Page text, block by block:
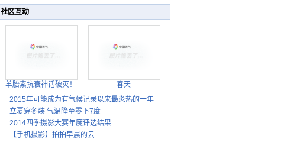
祝丰收迎秋来
社区互动
羊胎素抗衰神话破灭！
春天
2015年可能成为有气候记录以来最炎热的一年
立夏穿冬装 气温降至零下7度
2014四季摄影大赛年度评选结果
【手机摄影】拍拍早晨的云